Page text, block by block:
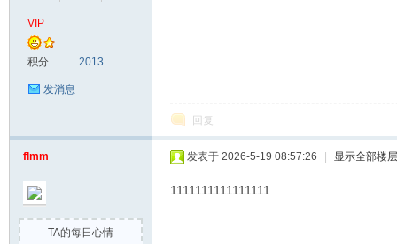
VIP
积分 2013
发消息
回复
flmm
TA的每日心情
发表于 2026-5-19 08:57:26 显示全部楼层
1111111111111111